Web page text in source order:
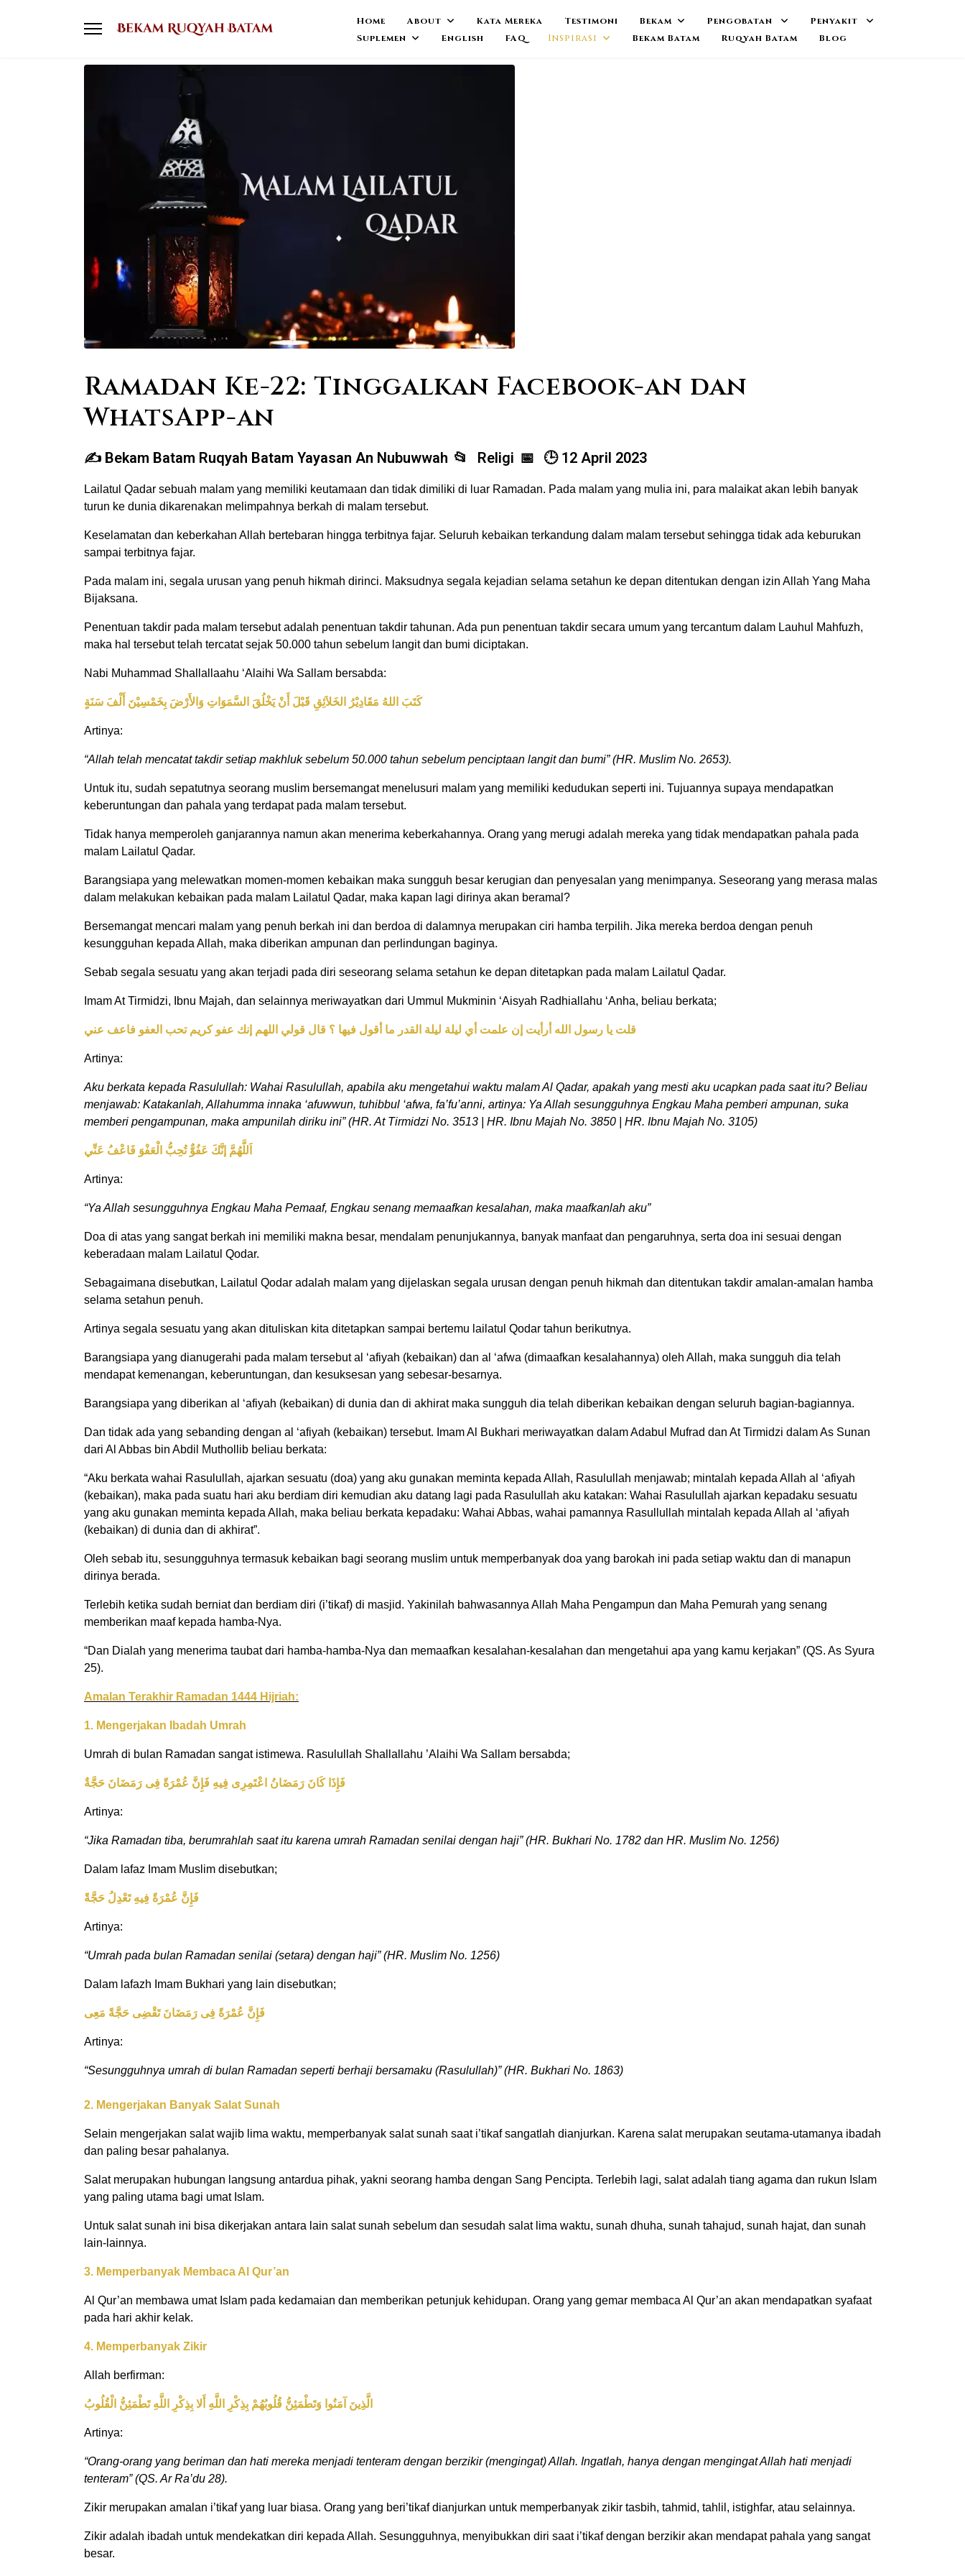
Home About Kata Mereka Testimoni Bekam Pengobatan
Penyakit
Suplemen
English FAQ Inspirasi Bekam Batam Ruqyah Batam Blog
Ramadan Ke-22: Tinggalkan Facebook-an dan
WhatsApp-an
Bekam Batam Ruqyah Batam Yayasan An Nubuwwah Religi 12 April 2023
Lailatul Qadar sebuah malam yang memiliki keutamaan dan tidak dimiliki di luar Ramadan. Pada malam yang mulia ini, para malaikat akan lebih banyak
turun ke dunia dikarenakan melimpahnya berkah di malam tersebut.
Keselamatan dan keberkahan Allah bertebaran hingga terbitnya fajar. Seluruh kebaikan terkandung dalam malam tersebut sehingga tidak ada keburukan
sampai terbitnya fajar.
Pada malam ini, segala urusan yang penuh hikmah dirinci. Maksudnya segala kejadian selama setahun ke depan ditentukan dengan izin Allah Yang Maha
Bijaksana.
Penentuan takdir pada malam tersebut adalah penentuan takdir tahunan. Ada pun penentuan takdir secara umum yang tercantum dalam Lauhul Mahfuzh,
maka hal tersebut telah tercatat sejak 50.000 tahun sebelum langit dan bumi diciptakan.
Nabi Muhammad Shallallaahu ‘Alaihi Wa Sallam bersabda:
كَتَبَ اللهُ مَقَادِيْرُ الخَلاَئِقِ قَبْلَ أَنْ يَخْلُقَ السَّمَوَاتِ وَالأَرْضَ بِخَمْسِيْنَ أَلْفَ سَنَةٍ
Artinya:
“Allah telah mencatat takdir setiap makhluk sebelum 50.000 tahun sebelum penciptaan langit dan bumi” (HR. Muslim No. 2653).
Untuk itu, sudah sepatutnya seorang muslim bersemangat menelusuri malam yang memiliki kedudukan seperti ini. Tujuannya supaya mendapatkan
keberuntungan dan pahala yang terdapat pada malam tersebut.
Tidak hanya memperoleh ganjarannya namun akan menerima keberkahannya. Orang yang merugi adalah mereka yang tidak mendapatkan pahala pada
malam Lailatul Qadar.
Barangsiapa yang melewatkan momen-momen kebaikan maka sungguh besar kerugian dan penyesalan yang menimpanya. Seseorang yang merasa malas
dalam melakukan kebaikan pada malam Lailatul Qadar, maka kapan lagi dirinya akan beramal?
Bersemangat mencari malam yang penuh berkah ini dan berdoa di dalamnya merupakan ciri hamba terpilih. Jika mereka berdoa dengan penuh
kesungguhan kepada Allah, maka diberikan ampunan dan perlindungan baginya.
Sebab segala sesuatu yang akan terjadi pada diri seseorang selama setahun ke depan ditetapkan pada malam Lailatul Qadar.
Imam At Tirmidzi, Ibnu Majah, dan selainnya meriwayatkan dari Ummul Mukminin ‘Aisyah Radhiallahu ‘Anha, beliau berkata;
قلت يا رسول الله أرأيت إن علمت أي ليلة ليلة القدر ما أقول فيها ؟ قال قولي اللهم إنك عفو كريم تحب العفو فاعف عني
Artinya:
Aku berkata kepada Rasulullah: Wahai Rasulullah, apabila aku mengetahui waktu malam Al Qadar, apakah yang mesti aku ucapkan pada saat itu? Beliau
menjawab: Katakanlah, Allahumma innaka ‘afuwwun, tuhibbul ‘afwa, fa’fu’anni, artinya: Ya Allah sesungguhnya Engkau Maha pemberi ampunan, suka
memberi pengampunan, maka ampunilah diriku ini” (HR. At Tirmidzi No. 3513 | HR. Ibnu Majah No. 3850 | HR. Ibnu Majah No. 3105)
اَللَّهُمَّ إنَّكَ عَفُوٌّ تُحِبُّ الْعَفْوَ فَاعْفُ عَنِّي
Artinya:
“Ya Allah sesungguhnya Engkau Maha Pemaaf, Engkau senang memaafkan kesalahan, maka maafkanlah aku”
Doa di atas yang sangat berkah ini memiliki makna besar, mendalam penunjukannya, banyak manfaat dan pengaruhnya, serta doa ini sesuai dengan
keberadaan malam Lailatul Qodar.
Sebagaimana disebutkan, Lailatul Qodar adalah malam yang dijelaskan segala urusan dengan penuh hikmah dan ditentukan takdir amalan-amalan hamba
selama setahun penuh.
Artinya segala sesuatu yang akan dituliskan kita ditetapkan sampai bertemu lailatul Qodar tahun berikutnya.
Barangsiapa yang dianugerahi pada malam tersebut al ‘afiyah (kebaikan) dan al ‘afwa (dimaafkan kesalahannya) oleh Allah, maka sungguh dia telah
mendapat kemenangan, keberuntungan, dan kesuksesan yang sebesar-besarnya.
Barangsiapa yang diberikan al ‘afiyah (kebaikan) di dunia dan di akhirat maka sungguh dia telah diberikan kebaikan dengan seluruh bagian-bagiannya.
Dan tidak ada yang sebanding dengan al ‘afiyah (kebaikan) tersebut. Imam Al Bukhari meriwayatkan dalam Adabul Mufrad dan At Tirmidzi dalam As Sunan
dari Al Abbas bin Abdil Muthollib beliau berkata:
“Aku berkata wahai Rasulullah, ajarkan sesuatu (doa) yang aku gunakan meminta kepada Allah, Rasulullah menjawab; mintalah kepada Allah al ‘afiyah
(kebaikan), maka pada suatu hari aku berdiam diri kemudian aku datang lagi pada Rasulullah aku katakan: Wahai Rasulullah ajarkan kepadaku sesuatu
yang aku gunakan meminta kepada Allah, maka beliau berkata kepadaku: Wahai Abbas, wahai pamannya Rasullullah mintalah kepada Allah al ‘afiyah
(kebaikan) di dunia dan di akhirat”.
Oleh sebab itu, sesungguhnya termasuk kebaikan bagi seorang muslim untuk memperbanyak doa yang barokah ini pada setiap waktu dan di manapun
dirinya berada.
Terlebih ketika sudah berniat dan berdiam diri (i’tikaf) di masjid. Yakinilah bahwasannya Allah Maha Pengampun dan Maha Pemurah yang senang
memberikan maaf kepada hamba-Nya.
“Dan Dialah yang menerima taubat dari hamba-hamba-Nya dan memaafkan kesalahan-kesalahan dan mengetahui apa yang kamu kerjakan” (QS. As Syura
25).
Amalan Terakhir Ramadan 1444 Hijriah:
1. Mengerjakan Ibadah Umrah
Umrah di bulan Ramadan sangat istimewa. Rasulullah Shallallahu ’Alaihi Wa Sallam bersabda;
فَإِذَا كَانَ رَمَضَانُ اعْتَمِرِى فِيهِ فَإِنَّ عُمْرَةً فِى رَمَضَانَ حَجَّةٌ
Artinya:
“Jika Ramadan tiba, berumrahlah saat itu karena umrah Ramadan senilai dengan haji” (HR. Bukhari No. 1782 dan HR. Muslim No. 1256)
Dalam lafaz Imam Muslim disebutkan;
فَإِنَّ عُمْرَةً فِيهِ تَعْدِلُ حَجَّةً
Artinya:
“Umrah pada bulan Ramadan senilai (setara) dengan haji” (HR. Muslim No. 1256)
Dalam lafazh Imam Bukhari yang lain disebutkan;
فَإِنَّ عُمْرَةً فِى رَمَضَانَ تَقْضِى حَجَّةً مَعِى
Artinya:
“Sesungguhnya umrah di bulan Ramadan seperti berhaji bersamaku (Rasulullah)” (HR. Bukhari No. 1863)
2. Mengerjakan Banyak Salat Sunah
Selain mengerjakan salat wajib lima waktu, memperbanyak salat sunah saat i’tikaf sangatlah dianjurkan. Karena salat merupakan seutama-utamanya ibadah
dan paling besar pahalanya.
Salat merupakan hubungan langsung antardua pihak, yakni seorang hamba dengan Sang Pencipta. Terlebih lagi, salat adalah tiang agama dan rukun Islam
yang paling utama bagi umat Islam.
Untuk salat sunah ini bisa dikerjakan antara lain salat sunah sebelum dan sesudah salat lima waktu, sunah dhuha, sunah tahajud, sunah hajat, dan sunah
lain-lainnya.
3. Memperbanyak Membaca Al Qur’an
Al Qur’an membawa umat Islam pada kedamaian dan memberikan petunjuk kehidupan. Orang yang gemar membaca Al Qur’an akan mendapatkan syafaat
pada hari akhir kelak.
4. Memperbanyak Zikir
Allah berfirman:
الَّذِينَ آمَنُوا وَتَطْمَئِنُّ قُلُوبُهُمْ بِذِكْرِ اللَّهِ أَلا بِذِكْرِ اللَّهِ تَطْمَئِنُّ الْقُلُوبُ
Artinya:
“Orang-orang yang beriman dan hati mereka menjadi tenteram dengan berzikir (mengingat) Allah. Ingatlah, hanya dengan mengingat Allah hati menjadi
tenteram” (QS. Ar Ra’du 28).
Zikir merupakan amalan i’tikaf yang luar biasa. Orang yang beri’tikaf dianjurkan untuk memperbanyak zikir tasbih, tahmid, tahlil, istighfar, atau selainnya.
Zikir adalah ibadah untuk mendekatkan diri kepada Allah. Sesungguhnya, menyibukkan diri saat i’tikaf dengan berzikir akan mendapat pahala yang sangat
besar.